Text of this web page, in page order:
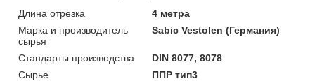
Длина отрезка
4 метра
Марка и производитель
сырья
Sabic Vestolen (Германия)
Стандарты производства
DIN 8077, 8078
Сырье
ППР тип3